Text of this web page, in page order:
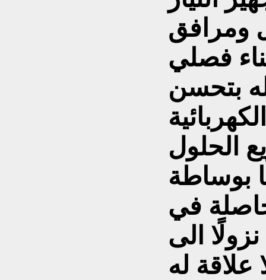
ومرافق
فصلي
له بتحسن
الحلول
بوساطة
في
الى
علاقة له